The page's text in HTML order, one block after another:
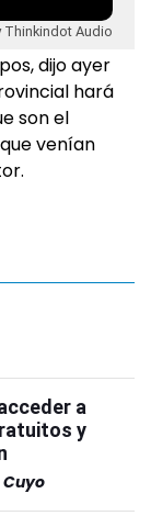
Thinkindot Audio
dijo ayer
hará
son el
venían
a
y